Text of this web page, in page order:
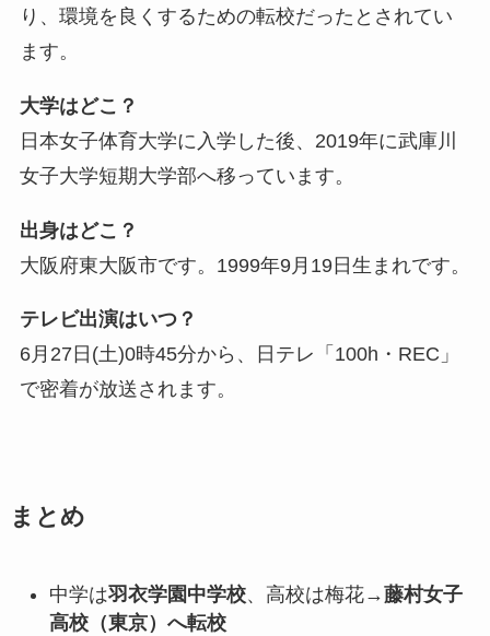
り、環境を良くするための転校だったとされてい
ます。
大学はどこ？
日本女子体育大学に入学した後、2019年に武庫川
女子大学短期大学部へ移っています。
出身はどこ？
大阪府東大阪市です。1999年9月19日生まれです。
テレビ出演はいつ？
6月27日(土)0時45分から、日テレ「100h・REC」
で密着が放送されます。
まとめ
中学は羽衣学園中学校、高校は梅花→藤村女子
高校（東京）へ転校